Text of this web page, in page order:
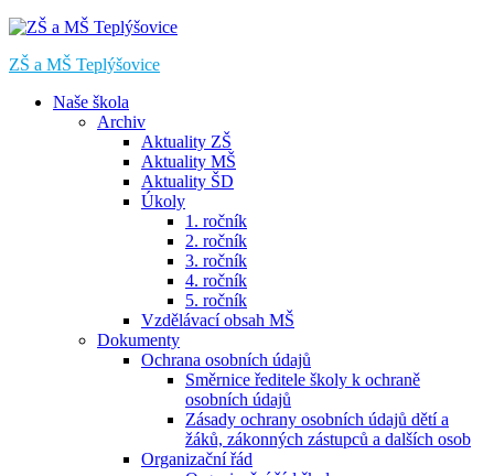
ZŠ a MŠ Teplýšovice
Naše škola
Archiv
Aktuality ZŠ
Aktuality MŠ
Aktuality ŠD
Úkoly
1. ročník
2. ročník
3. ročník
4. ročník
5. ročník
Vzdělávací obsah MŠ
Dokumenty
Ochrana osobních údajů
Směrnice ředitele školy k ochraně
osobních údajů
Zásady ochrany osobních údajů dětí a
žáků, zákonných zástupců a dalších osob
Organizační řád